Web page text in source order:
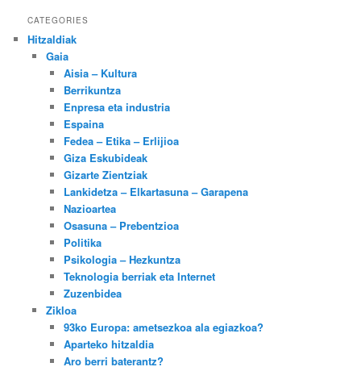
CATEGORIES
Hitzaldiak
Gaia
Aisia – Kultura
Berrikuntza
Enpresa eta industria
Espaina
Fedea – Etika – Erlijioa
Giza Eskubideak
Gizarte Zientziak
Lankidetza – Elkartasuna – Garapena
Nazioartea
Osasuna – Prebentzioa
Politika
Psikologia – Hezkuntza
Teknologia berriak eta Internet
Zuzenbidea
Zikloa
93ko Europa: ametsezkoa ala egiazkoa?
Aparteko hitzaldia
Aro berri baterantz?